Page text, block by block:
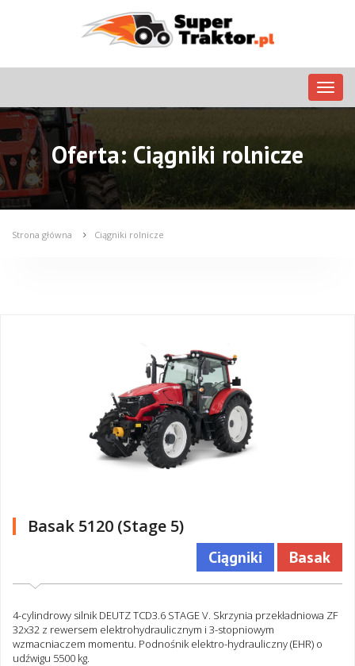
Oferta: Ciągniki rolnicze
Strona główna Ciągniki rolnicze
Basak 5120 (Stage 5)
Ciągniki Basak
4-cylindrowy silnik DEUTZ TCD3.6 STAGE V. Skrzynia przekładniowa ZF
32x32 z rewersem elektrohydraulicznym i 3-stopniowym
wzmacniaczem momentu. Podnośnik elektro-hydrauliczny (EHR) o
udźwigu 5500 kg.